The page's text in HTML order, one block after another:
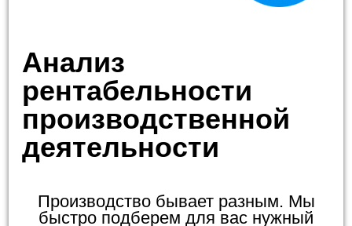
Анализ
рентабельности
производственной
деятельности
Производство бывает разным. Мы
быстро подберем для вас нужный